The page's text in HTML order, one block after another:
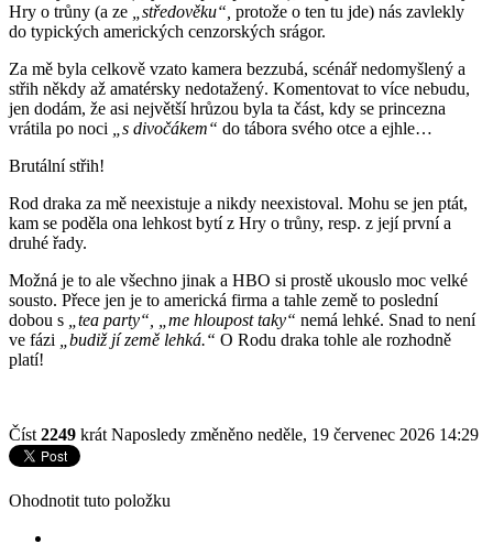
Hry o trůny (a ze
„středověku“, protože o ten tu jde) nás zavlekly
do typických amerických cenzorských srágor.
Za mě byla celkově vzato kamera bezzubá, scénář nedomyšlený a
střih někdy až amatérsky nedotažený. Komentovat to více nebudu,
jen dodám, že asi největší hrůzou byla ta část, kdy se princezna
vrátila po noci
„s divočákem“ do tábora svého otce a ejhle…
Brutální střih!
Rod draka za mě neexistuje a nikdy neexistoval. Mohu se jen ptát,
kam se poděla ona lehkost bytí z Hry o trůny, resp. z její první a
druhé řady.
Možná je to ale všechno jinak a HBO si prostě ukouslo moc velké
sousto. Přece jen je to americká firma a tahle země to poslední
dobou s
„tea party“, „me hloupost taky“ nemá lehké. Snad to není
ve fázi
„budiž jí země lehká.“ O Rodu draka tohle ale rozhodně
platí!
Číst 2249 krát Naposledy změněno neděle, 19 červenec 2026 14:29
Ohodnotit tuto položku